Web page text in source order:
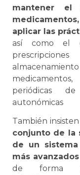
mantener
aplicar las
así como el
periódicas
autonómicas
También
conjunto de la
de un
más
de forma